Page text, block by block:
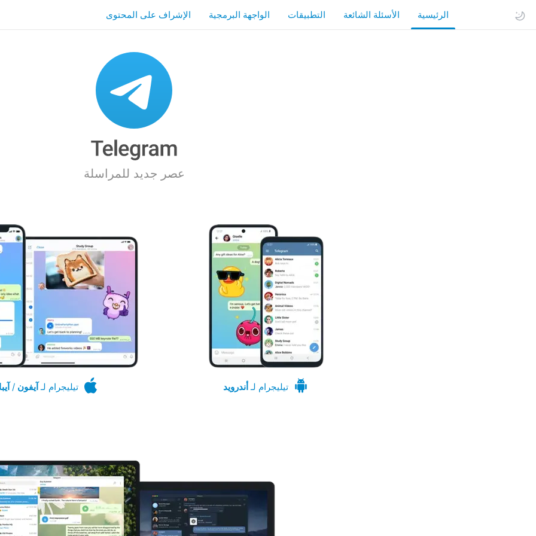
الرئيسية الأسئلة الشائعة التطبيقات الواجهة البرمجية الإشراف على المحتوى
عصر جديد للمراسلة
تيليجرام لـأندرويد تيليجرام لـآيفون /